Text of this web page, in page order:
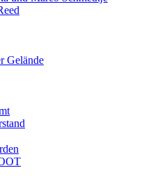
Gelände